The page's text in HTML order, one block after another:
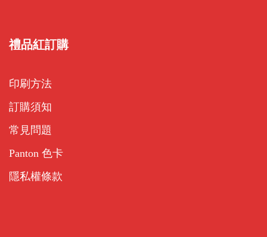
禮品紅訂購
印刷方法
訂購須知
常見問題
Panton 色卡
隱私權條款